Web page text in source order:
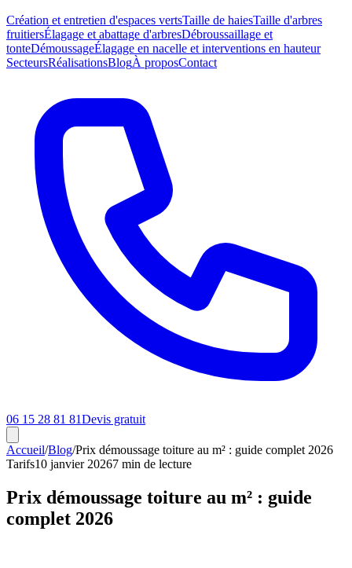
Création et entretien d'espaces vertsTaille de haiesTaille d'arbres
fruitiersÉlagage et abattage d'arbresDébroussaillage et
tonteDémoussageÉlagage en nacelle et interventions en hauteur
SecteursRéalisationsBlogÀ proposContact
06 15 28 81 81Devis gratuit
Accueil/Blog/Prix démoussage toiture au m² : guide complet 2026
Tarifs10 janvier 20267 min de lecture
Prix démoussage toiture au m² : guide
complet 2026